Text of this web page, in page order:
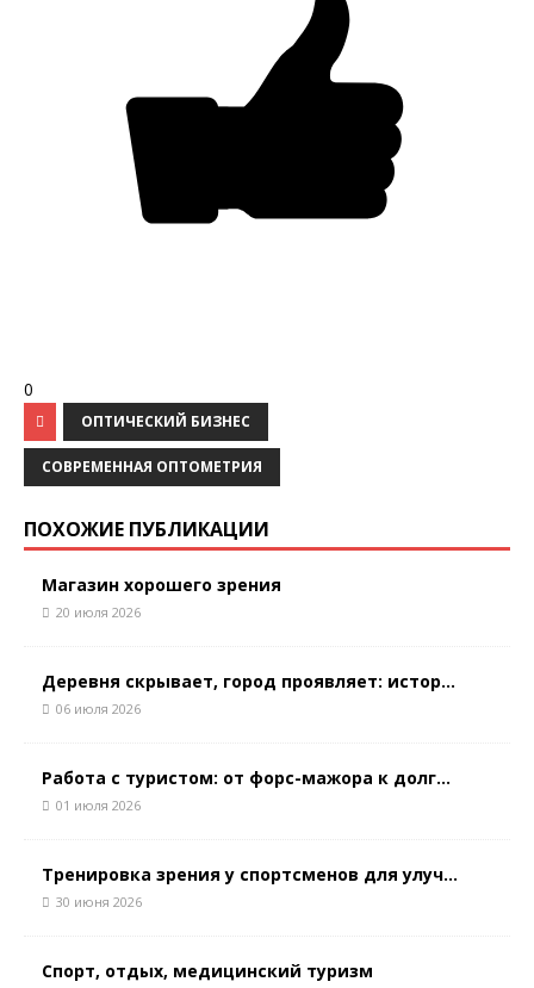
0
ОПТИЧЕСКИЙ БИЗНЕС
СОВРЕМЕННАЯ ОПТОМЕТРИЯ
ПОХОЖИЕ ПУБЛИКАЦИИ
Магазин хорошего зрения
20 июля 2026
Деревня скрывает, город проявляет: истор...
06 июля 2026
Работа с туристом: от форс-мажора к долг...
01 июля 2026
Тренировка зрения у спортсменов для улуч...
30 июня 2026
Спорт, отдых, медицинский туризм